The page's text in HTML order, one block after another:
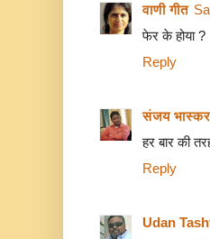
वाणी गीत
फेर के होया ?
Reply
संजय भास्‍कर
हर बार की
Reply
Udan